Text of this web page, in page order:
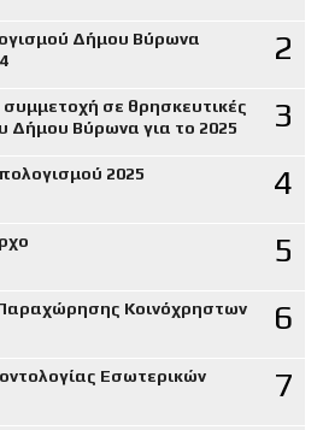
Δήμου Βύρωνα
2
σε θρησκευτικές
Δήμου Βύρωνα για το 2025
3
2025 4
5
Κοινόχρηστων
6
Εσωτερικών
7